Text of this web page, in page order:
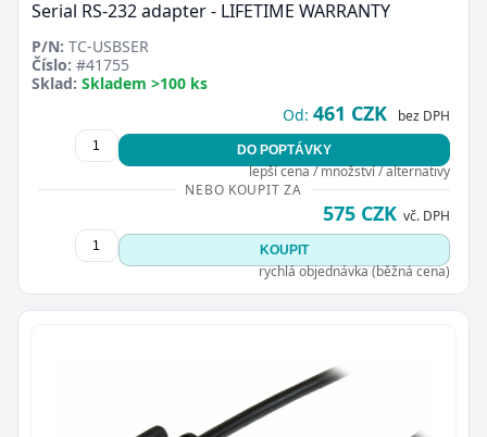
Serial RS-232 adapter - LIFETIME WARRANTY
P/N: TC-USBSER
Číslo: #41755
Sklad: Skladem >100 ks
Od: 461 CZK bez DPH
DO POPTÁVKY
lepší cena / množství / alternativy
NEBO KOUPIT ZA
575 CZK vč. DPH
KOUPIT
rychlá objednávka (běžná cena)